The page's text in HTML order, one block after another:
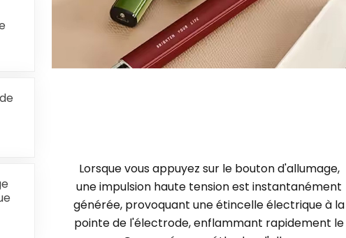
Lorsque vous appuyez sur le bouton d'allumage,
une impulsion haute tension est instantanément
générée, provoquant une étincelle électrique à la
pointe de l'électrode, enflammant rapidement le